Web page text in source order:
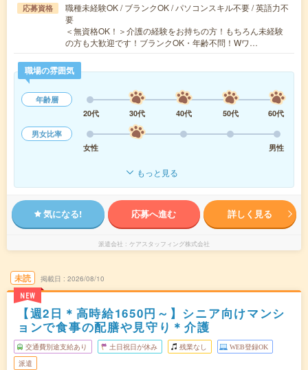
応募資格
職種未経験OK / ブランクOK / パソコンスキル不要 / 英語力不
要
＜無資格OK！＞介護の経験をお持ちの方！もちろん未経験
の方も大歓迎です！ブランクOK・年齢不問！Wワ…
職場の雰囲気
年齢層
20代
30代 40代 50代
60代
男女比率
女性
男性
もっと見る
気になる! 応募へ進む 詳しく見る
派遣会社 ケアスタッフィング株式会社
未読
NEW
掲載日 2026/08/10
【週2日＊高時給1650円～】シニア向けマンシ
ョンで食事の配膳や見守り＊介護
交通費別途支給あり 土日祝日が休み 残業なし WEB登録OK
派遣